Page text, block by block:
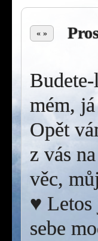
« »
mém,
Opět
z vás
věc,
♥ Letos
sebe